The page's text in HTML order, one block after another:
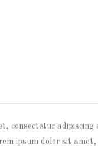
consectetur
ipsum dolor sit